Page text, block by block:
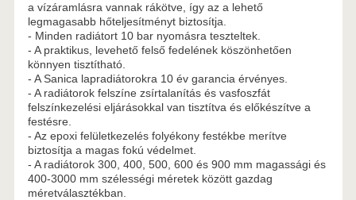
a vízáramlásra vannak rákötve, így az a lehető
legmagasabb hőteljesítményt biztosítja.
- Minden radiátort 10 bar nyomásra teszteltek.
- A praktikus, levehető felső fedelének köszönhetően
könnyen tisztítható.
- A Sanica lapradiátorokra 10 év garancia érvényes.
- A radiátorok felszíne zsírtalanítás és vasfoszfát
felszínkezelési eljárásokkal van tisztítva és előkészítve a
festésre.
- Az epoxi felületkezelés folyékony festékbe merítve
biztosítja a magas fokú védelmet.
- A radiátorok 300, 400, 500, 600 és 900 mm magassági és
400-3000 mm szélességi méretek között gazdag
méretválasztékban.